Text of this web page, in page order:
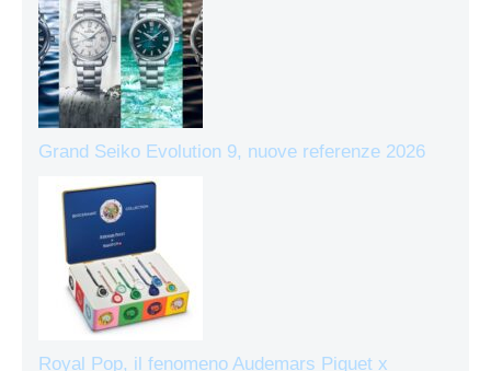
Grand Seiko Evolution 9, nuove referenze 2026
Royal Pop, il fenomeno Audemars Piguet x